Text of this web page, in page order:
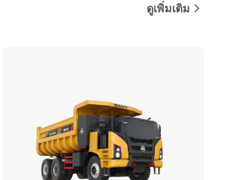
ดูเพิ่มเติม